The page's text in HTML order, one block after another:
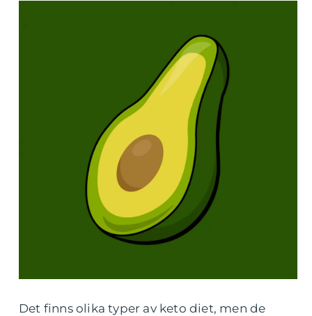
Det finns olika typer av keto diet, men de